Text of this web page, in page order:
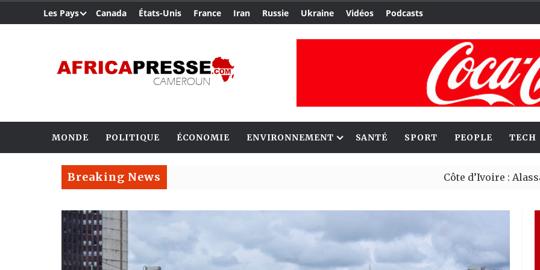
Les Pays Canada États-Unis France Iran Russie Ukraine Vidéos Podcasts
MONDE POLITIQUE ÉCONOMIE ENVIRONNEMENT SANTÉ SPORT PEOPLE TECH
Breaking News Côte d’Ivoire : Alassane